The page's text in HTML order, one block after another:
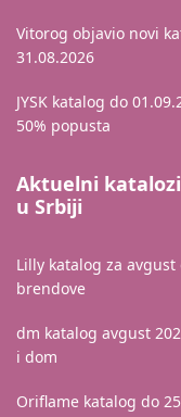
Vitorog objavio novi
31.08.2026
JYSK katalog do
50% popusta
Aktuelni
u Srbiji
Lilly katalog za
brendove
dm katalog avgust
i dom
Oriflame katalog do